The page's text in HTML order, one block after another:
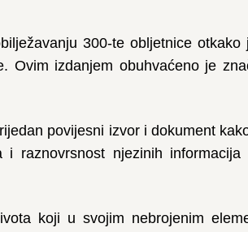
300-te obljetnice
Ovim izdanjem obuhvaćeno je
povijesni izvor i dokument
njezinih informacija
koji u svojim nebrojenim